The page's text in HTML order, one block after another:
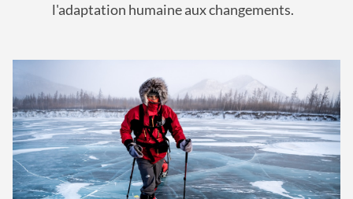
l'adaptation humaine aux changements.